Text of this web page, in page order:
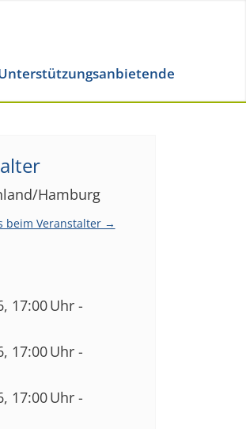
Hamburg
beim Veranstalter →
17:00 Uhr -
17:00 Uhr -
17:00 Uhr -